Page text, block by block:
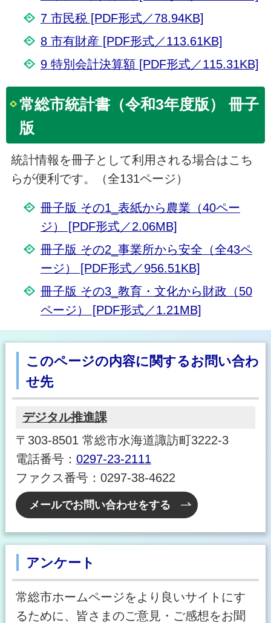
7 市民税 [PDF形式／78.94KB]
8 市有財産 [PDF形式／113.61KB]
9 特別会計決算額 [PDF形式／115.31KB]
常総市統計書（令和3年度版） 冊子
版
統計情報を冊子として利用される場合はこち
らが便利です。（全131ページ）
冊子版 その1_表紙から農業（40ペー
ジ） [PDF形式／2.06MB]
冊子版 その2_事業所から安全（全43ペ
ージ） [PDF形式／956.51KB]
冊子版 その3_教育・文化から財政（50
ページ） [PDF形式／1.21MB]
このページの内容に関するお問い合わ
せ先
デジタル推進課
〒303-8501 常総市水海道諏訪町3222-3
電話番号： 0297-23-2111
ファクス番号：0297-38-4622
メールでお問い合わせをする
アンケート
常総市ホームページをより良いサイトにす
るために、皆さまのご意見・ご感想をお聞